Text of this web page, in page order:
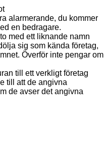
alarmerande, du kommer
en bedragare.
med ett liknande namn
sig som kända företag,
Överför inte pengar om
till ett verkligt företag
till att de angivna
de avser det angivna